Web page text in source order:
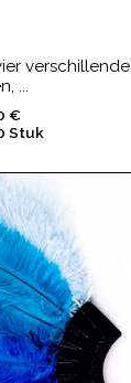
verschillende
...
€
Stuk